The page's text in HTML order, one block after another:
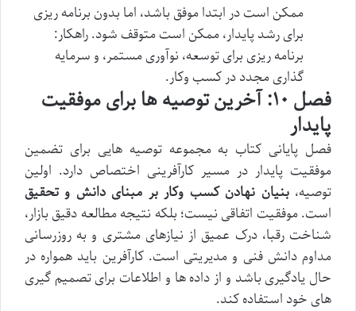
ممکن است در ابتدا موفق باشد، اما بدون برنامه ریزی
برای رشد پایدار، ممکن است متوقف شود. راهکار:
برنامه ریزی برای توسعه، نوآوری مستمر، و سرمایه
گذاری مجدد در کسب وکار.
فصل ۱۰: آخرین توصیه ها برای موفقیت
پایدار
فصل پایانی کتاب به مجموعه توصیه هایی برای تضمین
موفقیت پایدار در مسیر کارآفرینی اختصاص دارد. اولین
توصیه،بنیان نهادن کسب وکار بر مبنای دانش و تحقیق
است. موفقیت اتفاقی نیست؛ بلکه نتیجه مطالعه دقیق بازار،
شناخت رقبا، درک عمیق از نیازهای مشتری و به روزرسانی
مداوم دانش فنی و مدیریتی است. کارآفرین باید همواره در
حال یادگیری باشد و از داده ها و اطلاعات برای تصمیم گیری
های خود استفاده کند.